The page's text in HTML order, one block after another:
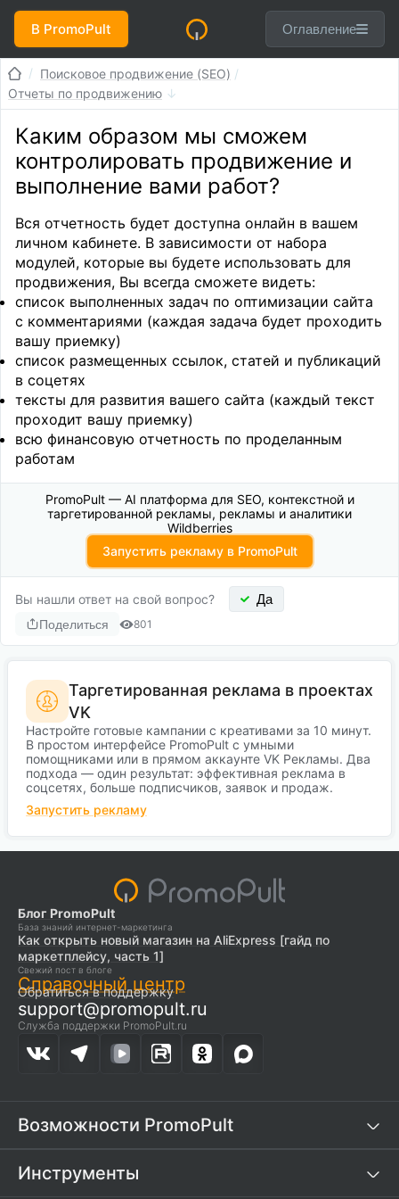
В PromoPult Оглавление
Поисковое продвижение (SEO)
Отчеты по продвижению
Каким образом мы сможем
контролировать продвижение и
выполнение вами работ?
Вся отчетность будет доступна онлайн в вашем
личном кабинете. В зависимости от набора
модулей, которые вы будете использовать для
продвижения, Вы всегда сможете видеть:
список выполненных задач по оптимизации сайта
с комментариями (каждая задача будет проходить
вашу приемку)
список размещенных ссылок, статей и публикаций
в соцетях
тексты для развития вашего сайта (каждый текст
проходит вашу приемку)
всю финансовую отчетность по проделанным
работам
PromoPult — AI платформа для SEO, контекстной и
таргетированной рекламы, рекламы и аналитики
Wildberries
Запустить рекламу в PromoPult
Вы нашли ответ на свой вопрос? Да
Поделиться 801
Таргетированная реклама в проектах
VK
Настройте готовые кампании с креативами за 10 минут.
В простом интерфейсе PromoPult с умными
помощниками или в прямом аккаунте VK Рекламы. Два
подхода — один результат: эффективная реклама в
соцсетях, больше подписчиков, заявок и продаж.
Запустить рекламу
Блог PromoPult
База знаний интернет-маркетинга
Как открыть новый магазин на AliExpress [гайд по
маркетплейсу, часть 1]
Свежий пост в блоге
Справочный центр
Обратиться в поддержку
support@promopult.ru
Служба поддержки PromoPult.ru
Возможности PromoPult
Инструменты